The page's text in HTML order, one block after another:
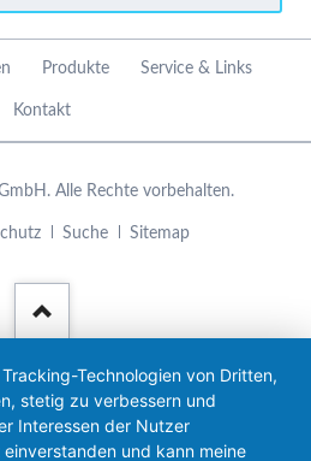
Produkte Service & Links
Kontakt
Alle Rechte vorbehalten.
Suche Sitemap
Technologien von Dritten,
stetig zu verbessern und
Interessen der Nutzer
und kann meine